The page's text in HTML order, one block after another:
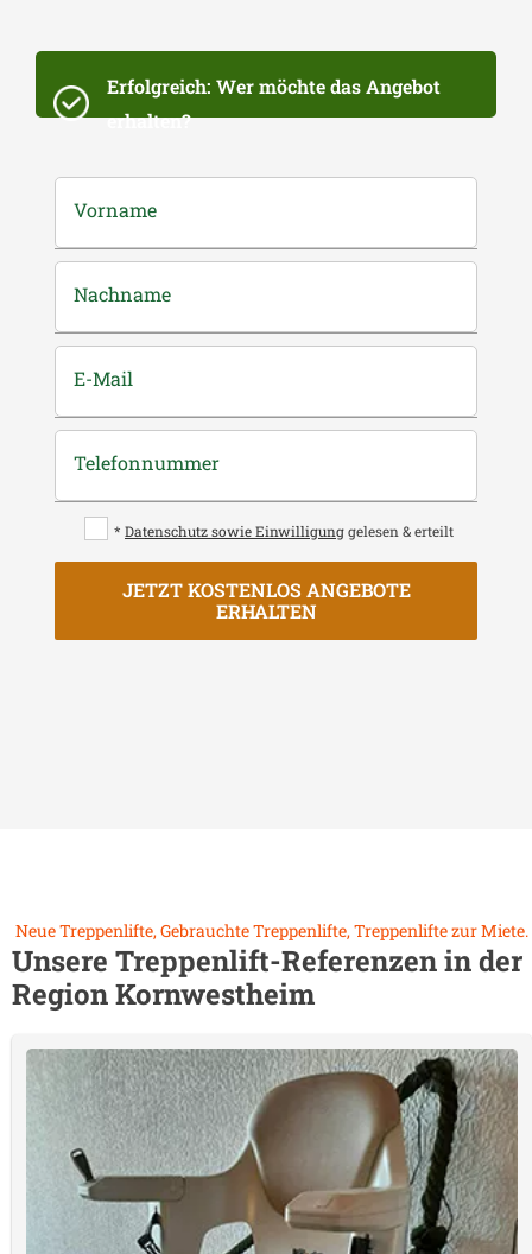
Erfolgreich: Wer möchte das Angebot
erhalten?
Vorname
Nachname
E-Mail
Telefonnummer
* Datenschutz sowie Einwilligung gelesen & erteilt
JETZT KOSTENLOS ANGEBOTE
ERHALTEN
Neue Treppenlifte, Gebrauchte Treppenlifte, Treppenlifte zur Miete.
Unsere Treppenlift-Referenzen in der
RegionKornwestheim